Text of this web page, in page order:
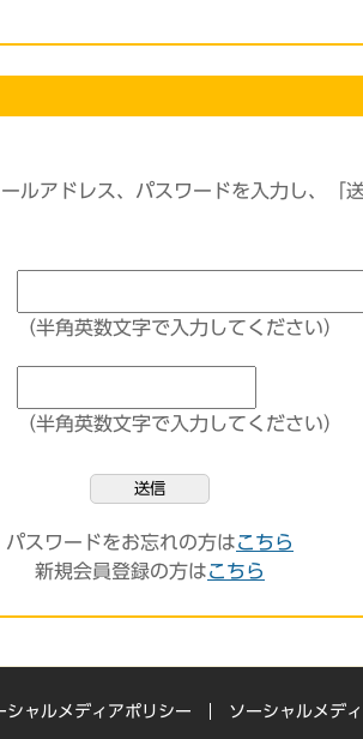
ルアドレス、パスワードを入力し、「
（半角英数文字で入力してください）
（半角英数文字で入力してください）
送信
パスワードをお忘れの方はこちら
新規会員登録の方はこちら
シャルメディアポリシー ソーシャルメデ